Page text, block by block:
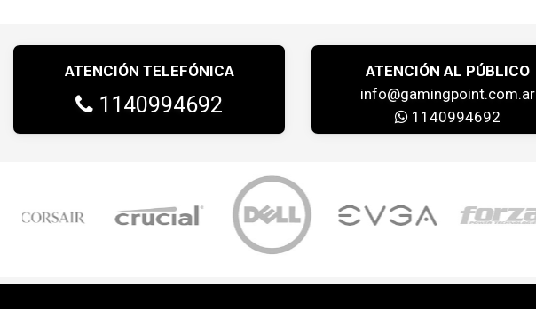
ATENCIÓN TELEFÓNICA
1140994692
ATENCIÓN AL PÚBLICO
info@gamingpoint.com.ar
1140994692